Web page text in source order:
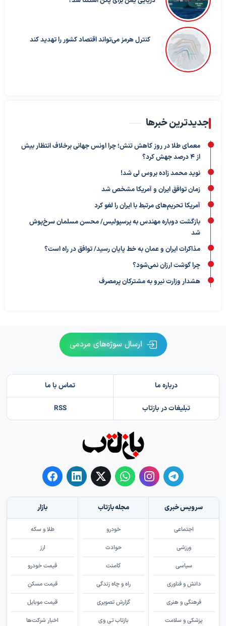
کنترل هرمز می‌تواند اقتصاد کشور را تهدید کند
جدیدترین خبرها
معمای طلا در روز کاهش تنش؛ چرا اونس جهانی برخلاف انتظار بیش
از ۴ درصد جهش کرد؟
نوید محمد زاده بروس لی شد!
زمان توافق ایران و آمریکا مشخص شد
آمریکا تحریم‌های مرتبط با ایران را لغو کرد
بازگشت دوباره مهندس به پرسپولیس/ محسن مسلمان سرخ‌پوش
شد
مذاکرات ایران و عمان به خط پایان رسید/ توافق در راه است؟
چرا گوشت ارزان نمی‌شود؟
هشدار وزارت نیرو به مشترکان پرمصرف
ارسال سوژه‌های مردمی
درباره ما تماس با ما
تبلیغات در بازتاب RSS
سرویس خبری
اجتماعی
ورزشی
سیاسی
دانش و فناوری
فرهنگی و هنری
پزشکی و سلامت
مجله بازتاب
خودرو
حوادث
کامنت
راه و چاه زندگی
گزارش تصویری
بازتاب تی وی
بازار
طلا و سکه
ارز
قیمت خودرو
قیمت مسکن
قیمت موبایل
اخبار شرکت‌ها